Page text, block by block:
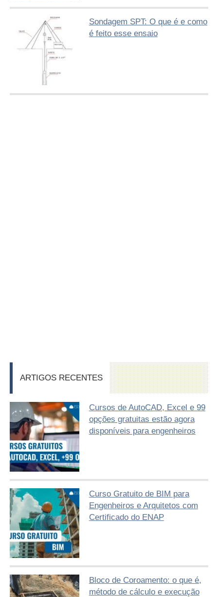
Sondagem SPT: O que é e como
é feito esse ensaio
ARTIGOS RECENTES
Cursos de AutoCAD, Excel e 99
opções gratuitas estão agora
disponíveis para engenheiros
Curso Gratuito de BIM para
Engenheiros e Arquitetos com
Certificado do ENAP
Bloco de Coroamento: o que é,
método de cálculo e execução